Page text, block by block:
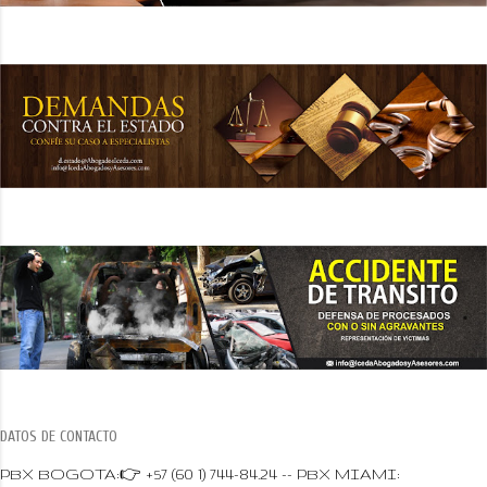
DATOS DE CONTACTO
PBX BOGOTA:👉 +57 (60 1) 744-84.24 -- PBX MIAMI: